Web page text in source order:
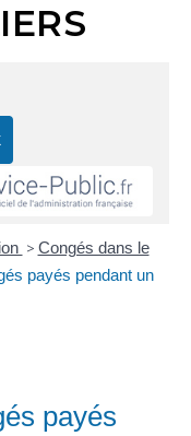
> Congés dans le
payés pendant un
payés